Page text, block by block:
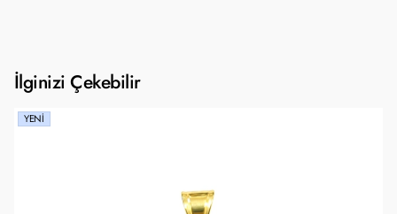
İlginizi Çekebilir
YENI